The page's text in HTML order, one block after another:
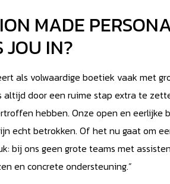
MADE
JOU IN?
als volwaardige boetiek vaak met
altijd door een ruime stap extra te
hebben. Onze open en
echt betrokken. Of het nu gaat om
bij ons geen grote teams met
en concrete ondersteuning.”